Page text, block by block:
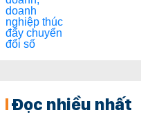
Đọc nhiều nhất